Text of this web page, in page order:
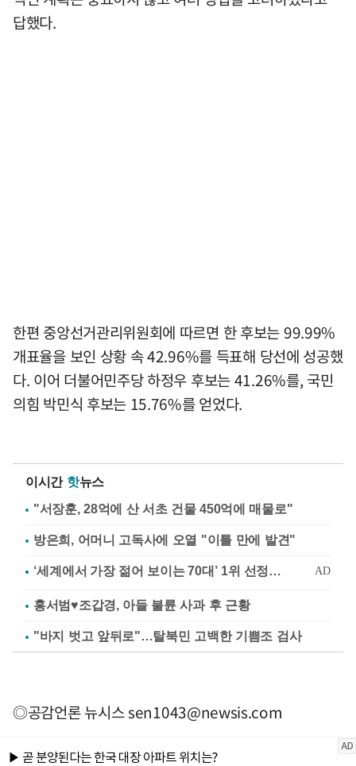
답했다.
한편 중앙선거관리위원회에 따르면 한 후보는 99.99%
개표율을 보인 상황 속 42.96%를 득표해 당선에 성공했
다. 이어 더불어민주당 하정우 후보는 41.26%를, 국민
의힘 박민식 후보는 15.76%를 얻었다.
이시간 핫뉴스
"서장훈, 28억에 산 서초 건물 450억에 매물로"
방은희, 어머니 고독사에 오열 "이틀 만에 발견"
홍서범♥조갑경, 아들 불륜 사과 후 근황
"바지 벗고 앞뒤로"…탈북민 고백한 기쁨조 검사
◎공감언론 뉴시스sen1043@newsis.com